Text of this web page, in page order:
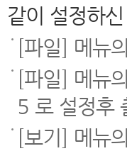
같이 설정하
[파일] 메뉴
[파일] 메뉴
5 로 설정후
[보기] 메뉴